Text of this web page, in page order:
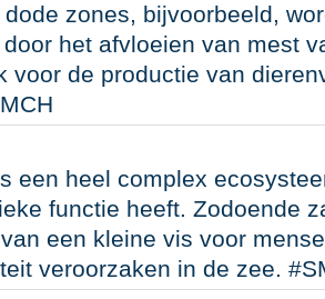
zones, bijvoorbeeld,
het afvloeien van mest
voor de productie van
een heel complex
functie heeft. Zodoende
een kleine vis voor
veroorzaken in de zee.